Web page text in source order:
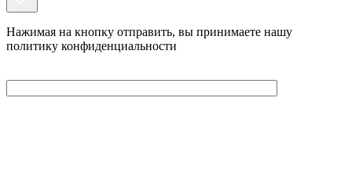
Нажимая на кнопку отправить, вы принимаете нашу
политику конфиденциальности